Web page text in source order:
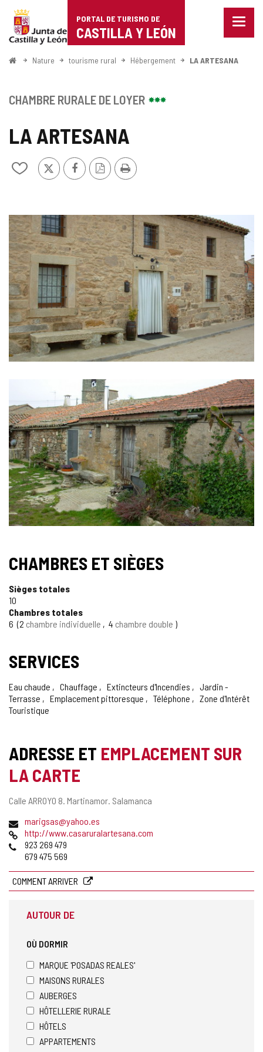
Portal
de
Turismo
Castilla
León
PORTAL DE TURISMO DE
CASTILLA Y LEÓN
Menu
<
Nature tourisme rural Hébergement LA ARTESANA
LA ARTESANA
Ajouter/retirer
cahiers
X FacebookVersion
PDF
Imprimer
GALERIE
DES
IMAGES
CHAMBRE RURALE DE LOYER
CHAMBRES ET SIÈGES
Sièges totales
10
Chambres totales
6 2 chambre individuelle 4 chambre double
SERVICES
Eau chaude Chauffage Extincteurs d'Incendies
Jardin -
Terrasse
Emplacement pittoresque Téléphone
Zone d'Intérêt
Touristique
ADRESSE ET EMPLACEMENT SUR
LA CARTE
Adresse
Calle ARROYO 8. Martinamor. Salamanca
Adresse
de
courrier
électronique
marigsas@yahoo.es
Page
Web
http://www.casaruralartesana.com
Téléphones
923 269 479
679 475 569
COMMENT ARRIVER
AUTOUR DE
OÙ DORMIR
MARQUE 'POSADAS REALES'
MAISONS RURALES
AUBERGES
HÔTELLERIE RURALE
HÔTELS
APPARTEMENTS